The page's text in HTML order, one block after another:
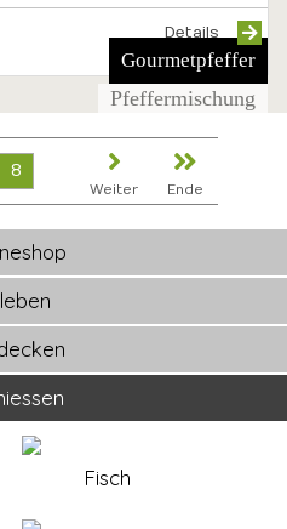
Gourmetpfeffer
Pfeffermischung
Details
8
Weiter Ende
Fisch